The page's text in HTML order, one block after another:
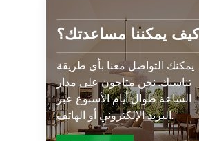
كيف يمكننا مساعدتك؟
يمكنك التواصل معنا بأي طريقة
تناسبك. نحن متاحون على مدار
الساعة طوال أيام الأسبوع عبر
البريد الإلكتروني أو الهاتف.